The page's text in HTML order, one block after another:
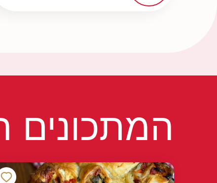
המתכונים